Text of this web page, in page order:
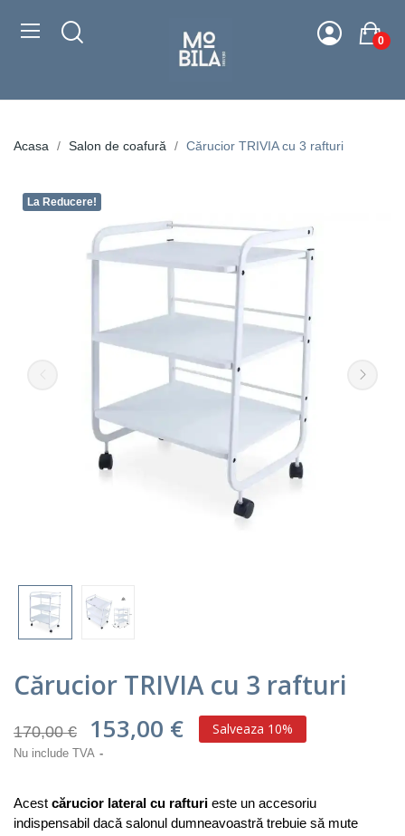
0
Acasa Salon de coafură Cărucior TRIVIA cu 3 rafturi
La Reducere!
Cărucior TRIVIA cu 3 rafturi
170,00 € 153,00 € Salveaza 10%
Nu include TVA
Acest cărucior lateral cu rafturi este un accesoriu
indispensabil dacă salonul dumneavoastră trebuie să mute